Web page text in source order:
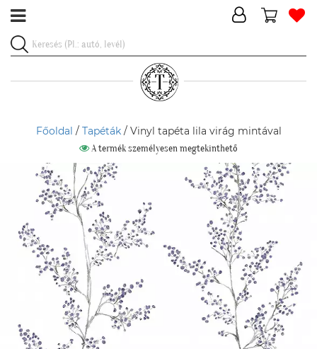
Főoldal / Tapéták/ Vinyl tapéta lila virág mintával
A termék személyesen megtekinthető